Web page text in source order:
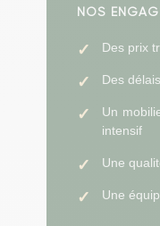
NOS
Des prix
Des
Un
intensif
Une
Une